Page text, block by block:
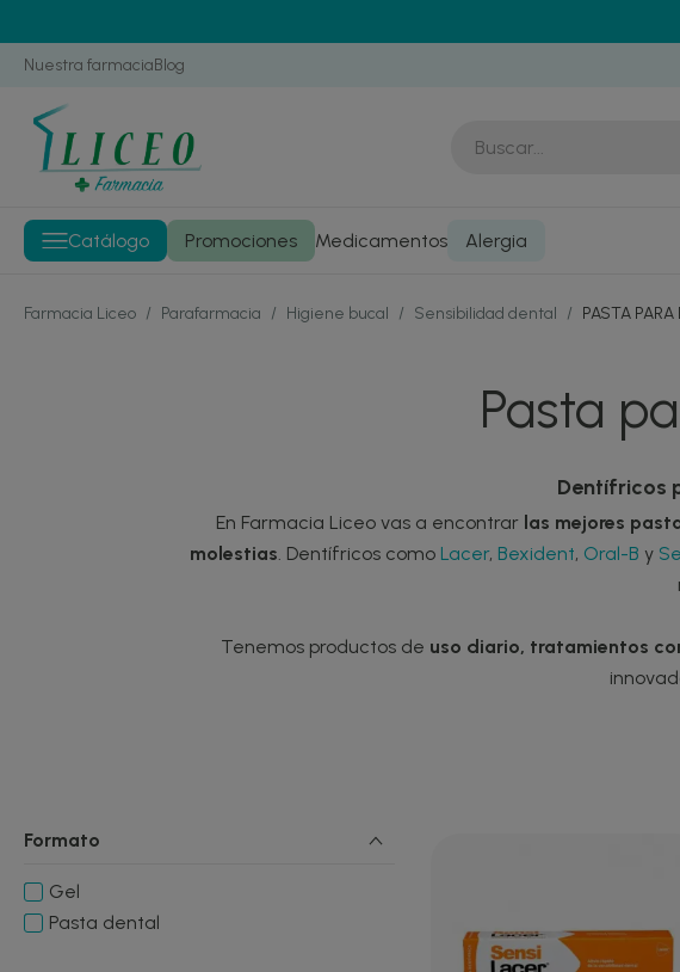
Nuestra farmaciaBlog
Catálogo Promociones Medicamentos Alergia
Farmacia Liceo / Parafarmacia / Higiene bucal / Sensibilidad dental / PASTA
Pasta
Dentífricos
En Farmacia Liceo vas a encontrar las mejores
molestias. Dentífricos como Lacer, Bexident, Oral-B y
Tenemos productos de uso diario, tratamientos
Formato
Gel
Pasta dental